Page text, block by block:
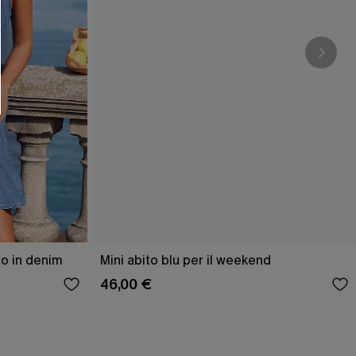
in denim Mini abito blu per il weekend
46,00 €
e-mail di marketing (compresi contenuti
i nostriTermini e condizioni
come i pixel presenti nelle
valutare il livello di coinvolgimento,
che potrebbero interessarti, il tutto
. Puoi annullare l'iscrizione in qualsiasi